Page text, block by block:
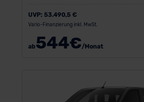
UVP: 53.490,5 €
Vario-Finanzierung inkl. MwSt.
ab544€/Monat